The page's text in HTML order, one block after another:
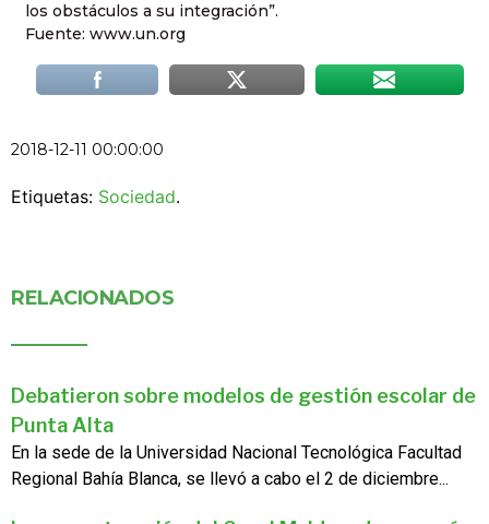
los obstáculos a su integración”.
Fuente: www.un.org
2018-12-11 00:00:00
Etiquetas: Sociedad.
RELACIONADOS
Debatieron sobre modelos de gestión escolar de
Punta Alta
En la sede de la Universidad Nacional Tecnológica Facultad
Regional Bahía Blanca, se llevó a cabo el 2 de diciembre...